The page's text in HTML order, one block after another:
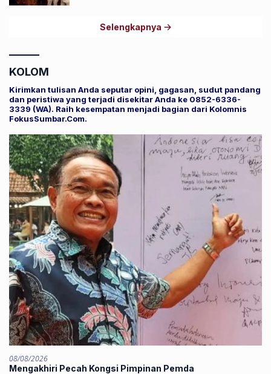
Selengkapnya
KOLOM
Kirimkan tulisan Anda seputar opini, gagasan, sudut pandang
dan peristiwa yang terjadi disekitar Anda ke 0852-6336-
3339 (WA). Raih kesempatan menjadi bagian dari Kolomnis
FokusSumbar.Com.
08/08/2026
Mengakhiri Pecah Kongsi Pimpinan Pemda